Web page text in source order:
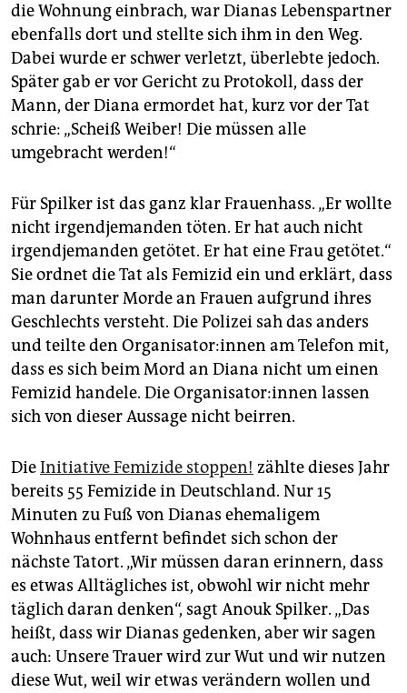
die Wohnung einbrach, war Dianas Lebenspartner
ebenfalls dort und stellte sich ihm in den Weg.
Dabei wurde er schwer verletzt, überlebte jedoch.
Später gab er vor Gericht zu Protokoll, dass der
Mann, der Diana ermordet hat, kurz vor der Tat
schrie: „Scheiß Weiber! Die müssen alle
umgebracht werden!“
Für Spilker ist das ganz klar Frauenhass. „Er wollte
nicht irgendjemanden töten. Er hat auch nicht
irgendjemanden getötet. Er hat eine Frau getötet.“
Sie ordnet die Tat als Femizid ein und erklärt, dass
man darunter Morde an Frauen aufgrund ihres
Geschlechts versteht. Die Polizei sah das anders
und teilte den Or­ga­ni­sa­to­r:in­nen am Telefon mit,
dass es sich beim Mord an Diana nicht um einen
Femizid handele. Die Or­ga­ni­sa­to­r:in­nen lassen
sich von dieser Aussage nicht beirren.
DieInitiative Femizide stoppen! zählte dieses Jahr
bereits 55 Femizide in Deutschland. Nur 15
Minuten zu Fuß von Dianas ehemaligem
Wohnhaus entfernt befindet sich schon der
nächste Tatort. „Wir müssen daran erinnern, dass
es etwas Alltägliches ist, obwohl wir nicht mehr
täglich daran denken“, sagt Anouk Spilker. „Das
heißt, dass wir Dianas gedenken, aber wir sagen
auch: Unsere Trauer wird zur Wut und wir nutzen
diese Wut, weil wir etwas verändern wollen und